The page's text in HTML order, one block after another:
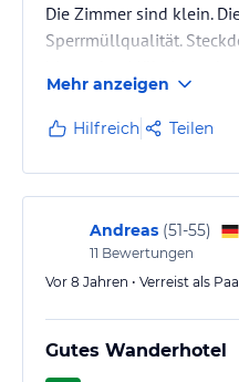
Die Zimmer sind klein.
Sperrmüllqualität.
feststellt, wie es denn
(in anderen Räumen
Müll der Vormieter
Der Service schließt sich
Zimmerqualität an.
man immer das Gefühl
Die Qualität des
Mehr anzeigen
Hilfreich Teilen
Andreas (51-55)
11 Bewertungen
Vor 8 Jahren • Verreist als
Gutes Wanderhotel